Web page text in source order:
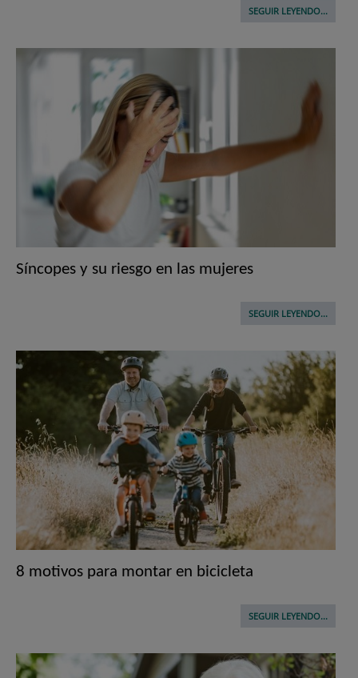
SEGUIR LEYENDO...
Síncopes y su riesgo en las mujeres
SEGUIR LEYENDO...
8 motivos para montar en bicicleta
SEGUIR LEYENDO...